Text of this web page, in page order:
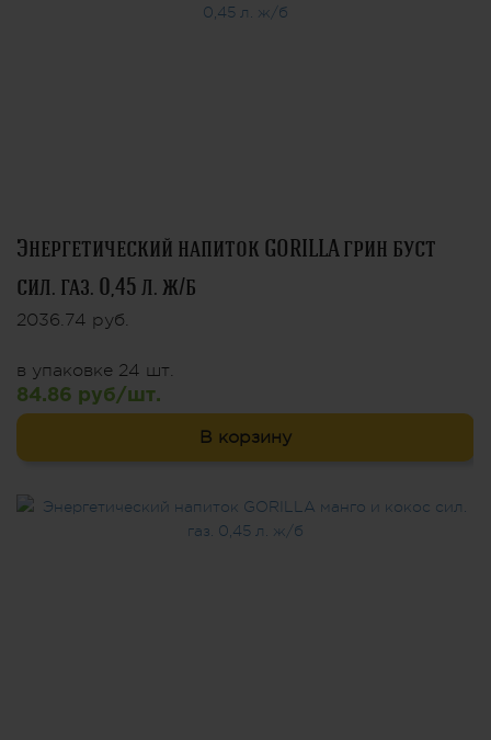
Энергетический напиток GORILLA грин буст
сил. газ. 0,45 л. ж/б
2036.74 руб.
в упаковке 24 шт.
84.86 руб/шт.
В корзину